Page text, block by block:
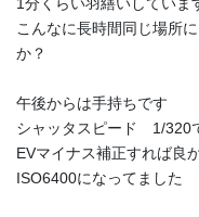
こんなに長時間同じ場所
か？
午後からは手持ちです
シャッタスピード 1/320
EVマイナス補正すれば良
ISO6400になってました